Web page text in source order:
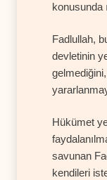
konusunda
Fadlullah,
devletinin
Hükümet
savunan
kendileri